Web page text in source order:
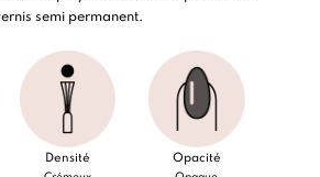
semi permanent.
Densité Opacité